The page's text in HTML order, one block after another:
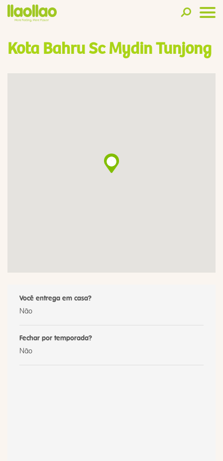
Kota Bahru Sc Mydin Tunjong
Você entrega em casa?
Não
Fechar por temporada?
Não